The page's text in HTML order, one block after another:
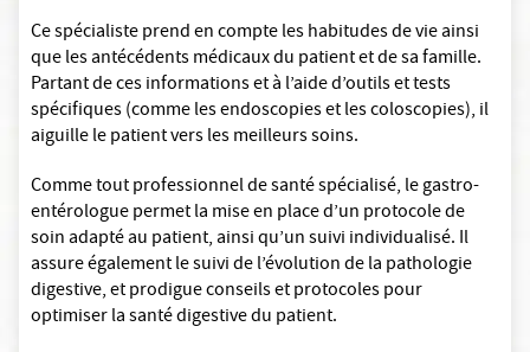
Ce spécialiste prend en compte les habitudes de vie ainsi
que les antécédents médicaux du patient et de sa famille.
Partant de ces informations et à l’aide d’outils et tests
spécifiques (comme les endoscopies et les coloscopies), il
aiguille le patient vers les meilleurs soins.
Comme tout professionnel de santé spécialisé, le gastro-
entérologue permet la mise en place d’un protocole de
soin adapté au patient, ainsi qu’un suivi individualisé. Il
assure également le suivi de l’évolution de la pathologie
digestive, et prodigue conseils et protocoles pour
optimiser la santé digestive du patient.